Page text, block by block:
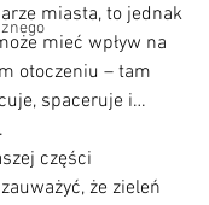
miasta, to jednak
mieć wpływ na
otoczeniu – tam
spaceruje i…
części
że zieleń